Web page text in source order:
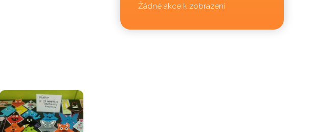
Žádné akce k zobrazení